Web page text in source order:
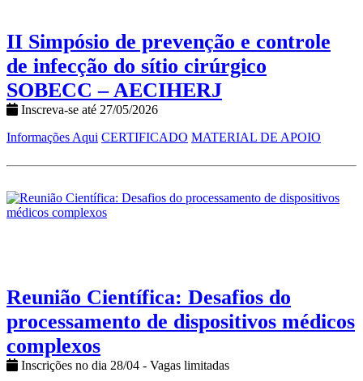
II Simpósio de prevenção e controle
de infecção do sítio cirúrgico
SOBECC – AECIHERJ
Inscreva-se até 27/05/2026
Informações Aqui CERTIFICADO MATERIAL DE APOIO
Reunião Científica: Desafios do
processamento de dispositivos médicos
complexos
Inscrições no dia 28/04 - Vagas limitadas